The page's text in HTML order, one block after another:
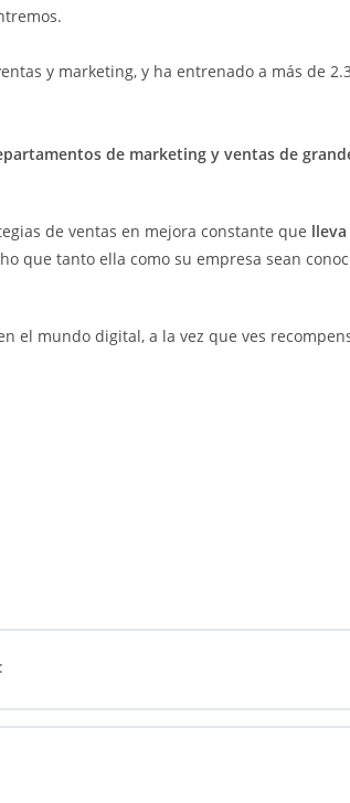
y marketing, y ha entrenado a más de 2.3
de marketing y ventas de
de ventas en mejora constante que lleva
que tanto ella como su empresa sean
el mundo digital, a la vez que ves